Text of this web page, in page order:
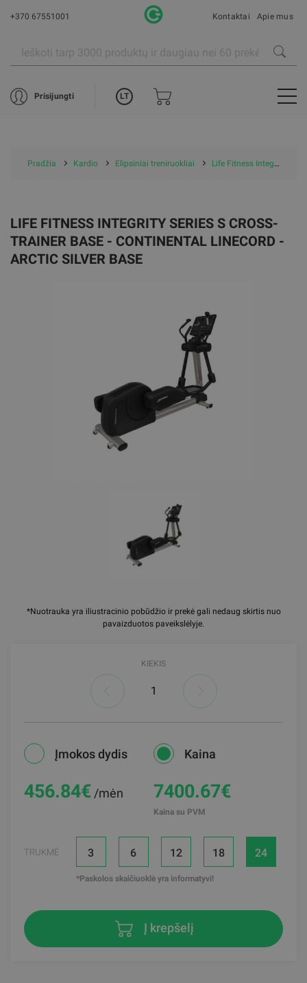
+370 67551001 Kontaktai Apie mus
Prisijungti LT
Pradžia Kardio Elipsiniai treniruokliai Life Fitness Integrity Series S Cross-Trainer Base - Continental Linecord - Arctic Silver Base
*Nuotrauka yra iliustracinio pobūdžio ir prekė gali nedaug skirtis nuo
pavaizduotos paveikslėlyje.
LIFE FITNESS INTEGRITY SERIES S CROSS-
TRAINER BASE - CONTINENTAL LINECORD -
ARCTIC SILVER BASE
KIEKIS
Įmokos dydis
456.84€ /mėn
Kaina
7400.67€
Kaina su PVM
TRUKMĖ 3 6 12 18 24
*Paskolos skaičiuoklė yra informatyvi!
Į krepšelį